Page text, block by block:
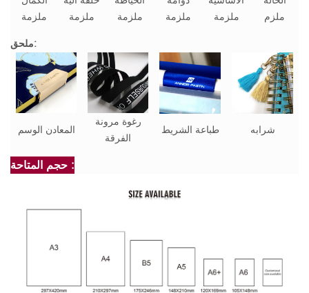
ملزمة
ملزمة
ملزمة
ملزمة
ملزمة
ملزم
ملحق:
المعادن الوسم
رغوة مرونة
الفرقة
طباعة الشريط شرابه
حجم المتاحة :